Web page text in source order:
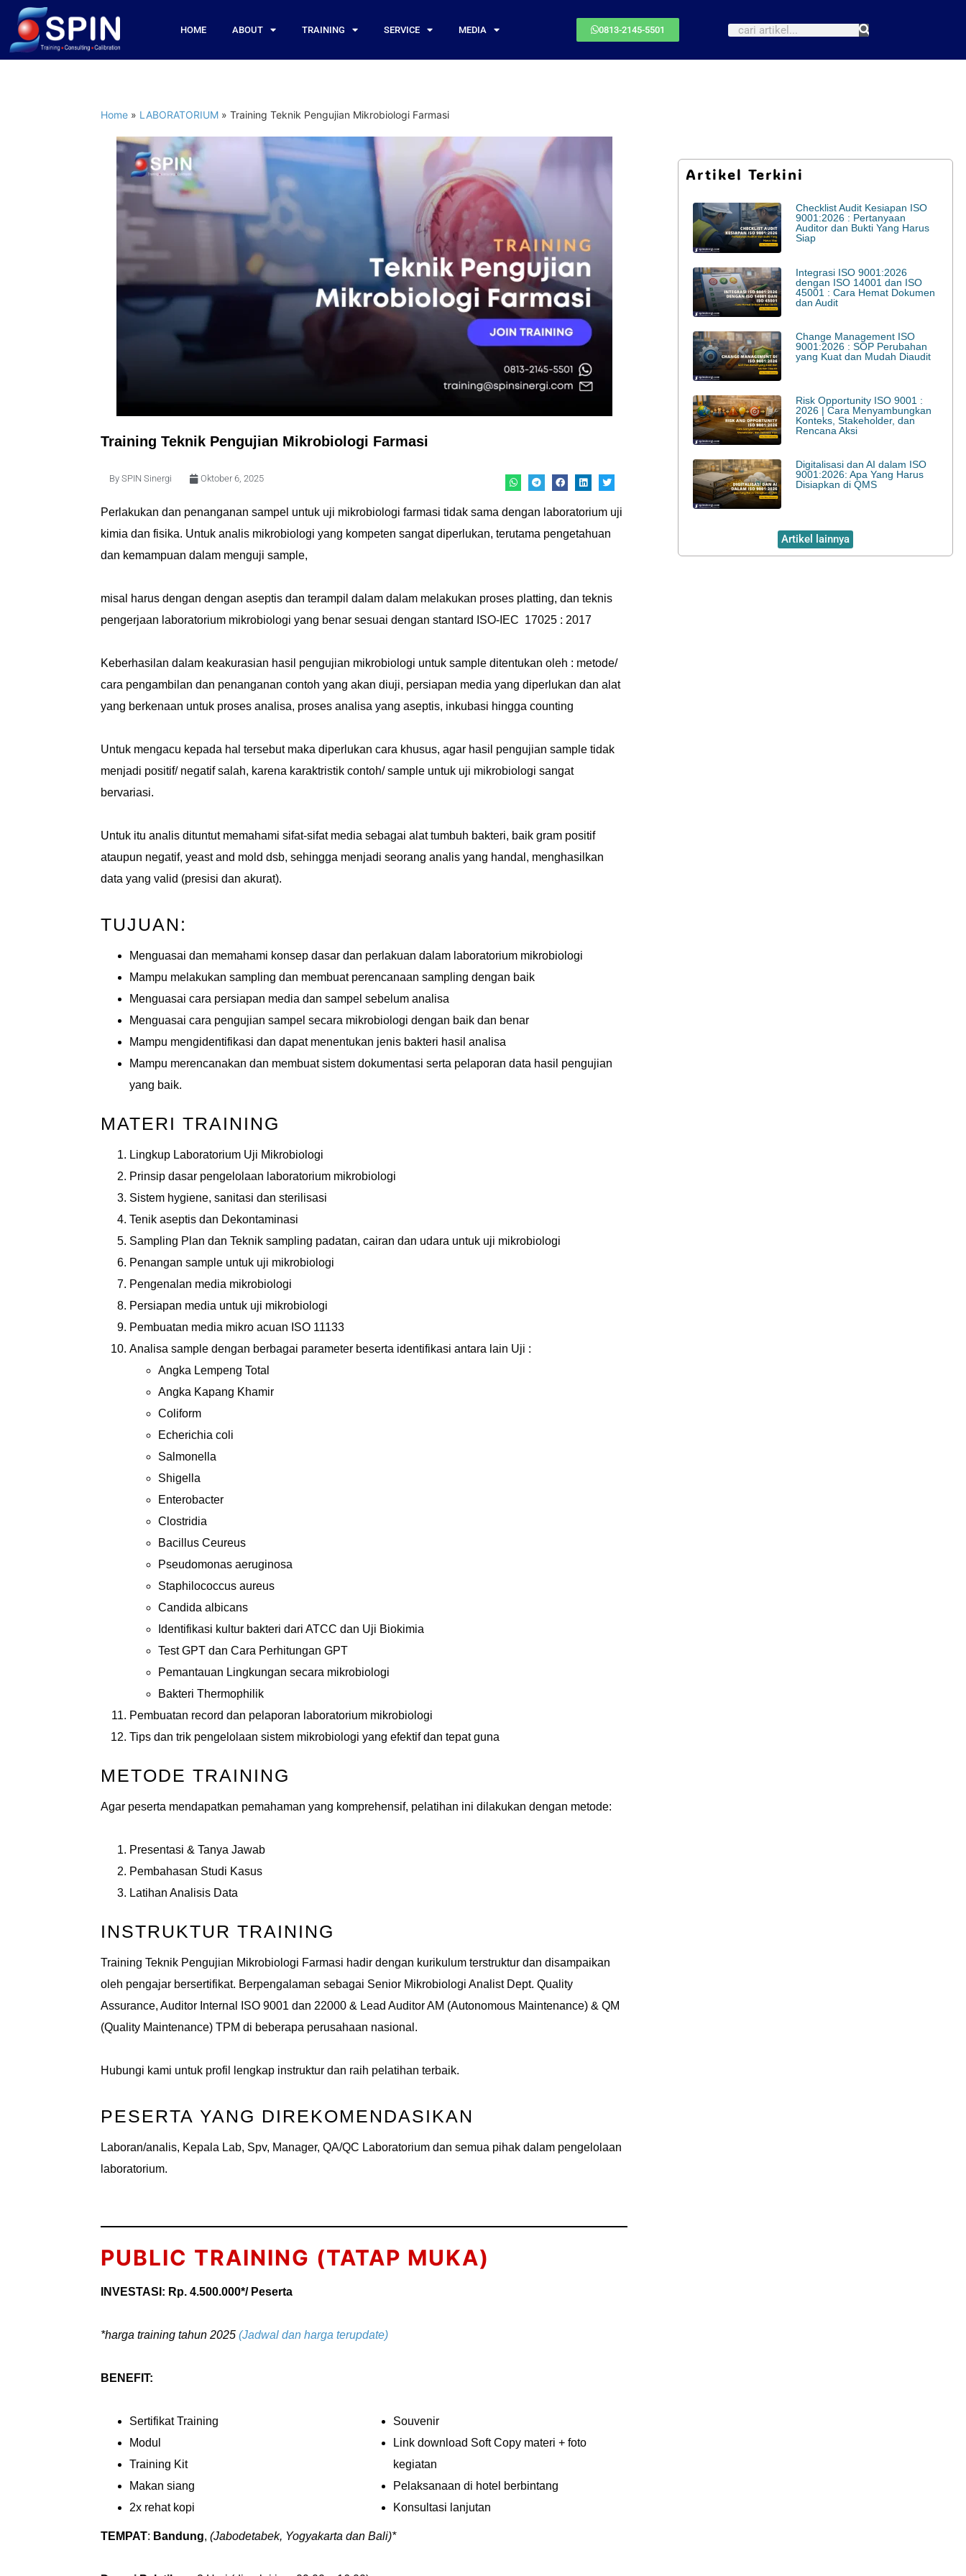
HOME ABOUT TRAINING SERVICE MEDIA 0813-2145-5501
Home » LABORATORIUM » Training Teknik Pengujian Mikrobiologi Farmasi
Training Teknik Pengujian Mikrobiologi Farmasi
By SPIN Sinergi Oktober 6, 2025
Perlakukan dan penanganan sampel untuk uji mikrobiologi farmasi tidak sama dengan laboratorium uji
kimia dan fisika. Untuk analis mikrobiologi yang kompeten sangat diperlukan, terutama pengetahuan
dan kemampuan dalam menguji sample,
misal harus dengan dengan aseptis dan terampil dalam dalam melakukan proses platting, dan teknis
pengerjaan laboratorium mikrobiologi yang benar sesuai dengan stantard ISO-IEC 17025 : 2017
Keberhasilan dalam keakurasian hasil pengujian mikrobiologi untuk sample ditentukan oleh : metode/
cara pengambilan dan penanganan contoh yang akan diuji, persiapan media yang diperlukan dan alat
yang berkenaan untuk proses analisa, proses analisa yang aseptis, inkubasi hingga counting
Untuk mengacu kepada hal tersebut maka diperlukan cara khusus, agar hasil pengujian sample tidak
menjadi positif/ negatif salah, karena karaktristik contoh/ sample untuk uji mikrobiologi sangat
bervariasi.
Untuk itu analis dituntut memahami sifat-sifat media sebagai alat tumbuh bakteri, baik gram positif
ataupun negatif, yeast and mold dsb, sehingga menjadi seorang analis yang handal, menghasilkan
data yang valid (presisi dan akurat).
TUJUAN:
Menguasai dan memahami konsep dasar dan perlakuan dalam laboratorium mikrobiologi
Mampu melakukan sampling dan membuat perencanaan sampling dengan baik
Menguasai cara persiapan media dan sampel sebelum analisa
Menguasai cara pengujian sampel secara mikrobiologi dengan baik dan benar
Mampu mengidentifikasi dan dapat menentukan jenis bakteri hasil analisa
Mampu merencanakan dan membuat sistem dokumentasi serta pelaporan data hasil pengujian
yang baik.
MATERI TRAINING
Lingkup Laboratorium Uji Mikrobiologi
Prinsip dasar pengelolaan laboratorium mikrobiologi
Sistem hygiene, sanitasi dan sterilisasi
Tenik aseptis dan Dekontaminasi
Sampling Plan dan Teknik sampling padatan, cairan dan udara untuk uji mikrobiologi
Penangan sample untuk uji mikrobiologi
Pengenalan media mikrobiologi
Persiapan media untuk uji mikrobiologi
Pembuatan media mikro acuan ISO 11133
Analisa sample dengan berbagai parameter beserta identifikasi antara lain Uji :
Angka Lempeng Total
Angka Kapang Khamir
Coliform
Echerichia coli
Salmonella
Shigella
Enterobacter
Clostridia
Bacillus Ceureus
Pseudomonas aeruginosa
Staphilococcus aureus
Candida albicans
Identifikasi kultur bakteri dari ATCC dan Uji Biokimia
Test GPT dan Cara Perhitungan GPT
Pemantauan Lingkungan secara mikrobiologi
Bakteri Thermophilik
Pembuatan record dan pelaporan laboratorium mikrobiologi
Tips dan trik pengelolaan sistem mikrobiologi yang efektif dan tepat guna
METODE TRAINING
Agar peserta mendapatkan pemahaman yang komprehensif, pelatihan ini dilakukan dengan metode:
Presentasi & Tanya Jawab
Pembahasan Studi Kasus
Latihan Analisis Data
INSTRUKTUR TRAINING
Training Teknik Pengujian Mikrobiologi Farmasi hadir dengan kurikulum terstruktur dan disampaikan
oleh pengajar bersertifikat. Berpengalaman sebagai Senior Mikrobiologi Analist Dept. Quality
Assurance, Auditor Internal ISO 9001 dan 22000 & Lead Auditor AM (Autonomous Maintenance) & QM
(Quality Maintenance) TPM di beberapa perusahaan nasional.
Hubungi kami untuk profil lengkap instruktur dan raih pelatihan terbaik.
PESERTA YANG DIREKOMENDASIKAN
Laboran/analis, Kepala Lab, Spv, Manager, QA/QC Laboratorium dan semua pihak dalam pengelolaan
laboratorium.
PUBLIC TRAINING (TATAP MUKA)
INVESTASI: Rp. 4.500.000*/ Peserta
*harga training tahun 2025 (Jadwal dan harga terupdate)
BENEFIT:
Sertifikat Training
Modul
Training Kit
Makan siang
2x rehat kopi
Souvenir
Link download Soft Copy materi + foto
kegiatan
Pelaksanaan di hotel berbintang
Konsultasi lanjutan
TEMPAT: Bandung, (Jabodetabek, Yogyakarta dan Bali)*
Artikel Terkini
Checklist Audit Kesiapan ISO
9001:2026 : Pertanyaan
Auditor dan Bukti Yang Harus
Siap
Integrasi ISO 9001:2026
dengan ISO 14001 dan ISO
45001 : Cara Hemat Dokumen
dan Audit
Change Management ISO
9001:2026 : SOP Perubahan
yang Kuat dan Mudah Diaudit
Risk Opportunity ISO 9001 :
2026 | Cara Menyambungkan
Konteks, Stakeholder, dan
Rencana Aksi
Digitalisasi dan AI dalam ISO
9001:2026: Apa Yang Harus
Disiapkan di QMS
Artikel lainnya